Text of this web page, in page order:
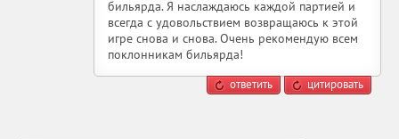
бильярда. Я наслаждаюсь каждой партией и
всегда с удовольствием возвращаюсь к этой
игре снова и снова. Очень рекомендую всем
поклонникам бильярда!
ответить цитировать